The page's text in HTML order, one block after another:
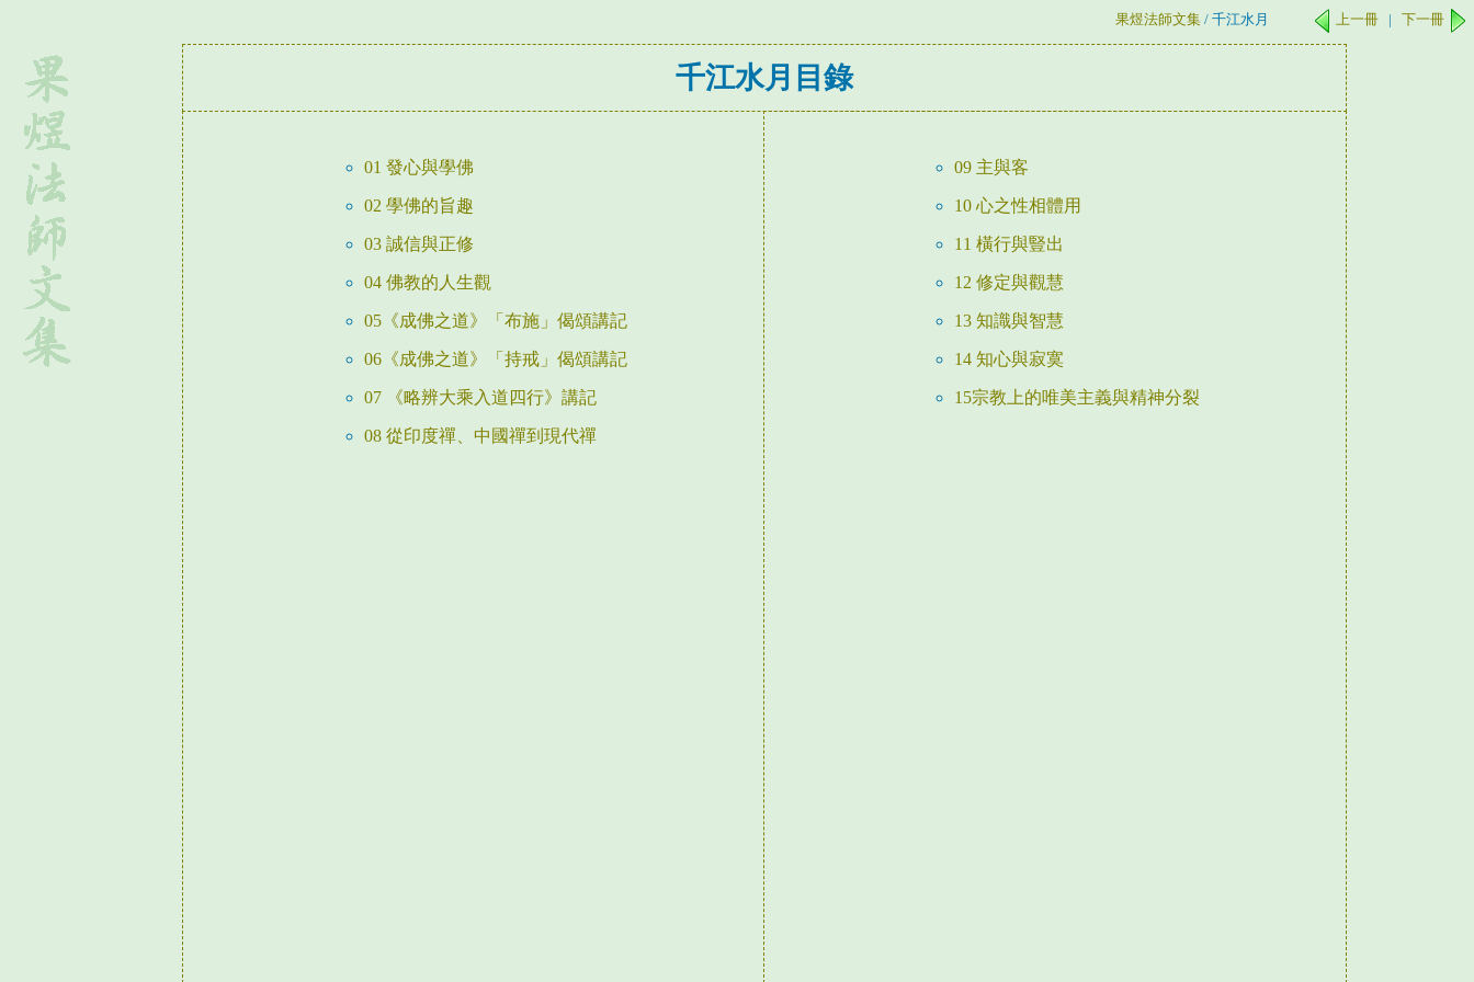
果煜法師文集 / 千江水月 上一冊 | 下一冊
千江水月目錄
01 發心與學佛
02 學佛的旨趣
03 誠信與正修
04 佛教的人生觀
05《成佛之道》「布施」偈頌講記
06《成佛之道》「持戒」偈頌講記
07 《略辨大乘入道四行》講記
08 從印度禪、中國禪到現代禪
09 主與客
10 心之性相體用
11 橫行與豎出
12 修定與觀慧
13 知識與智慧
14 知心與寂寞
15宗教上的唯美主義與精神分裂